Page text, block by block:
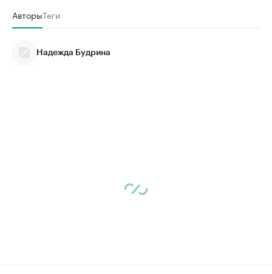
АвторыТеги
Надежда Будрина